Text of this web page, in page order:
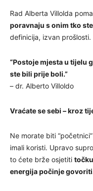
Rad Alberta Villolda
poravnaju s onim tko
definicija, izvan prošlosti.
“Postoje mjesta u tijelu
ste bili prije boli.”
– dr. Alberto Villoldo
Vraćate se sebi – kroz
Ne morate biti
imali koristi. Upravo
to ćete brže osjetiti
energija počinje